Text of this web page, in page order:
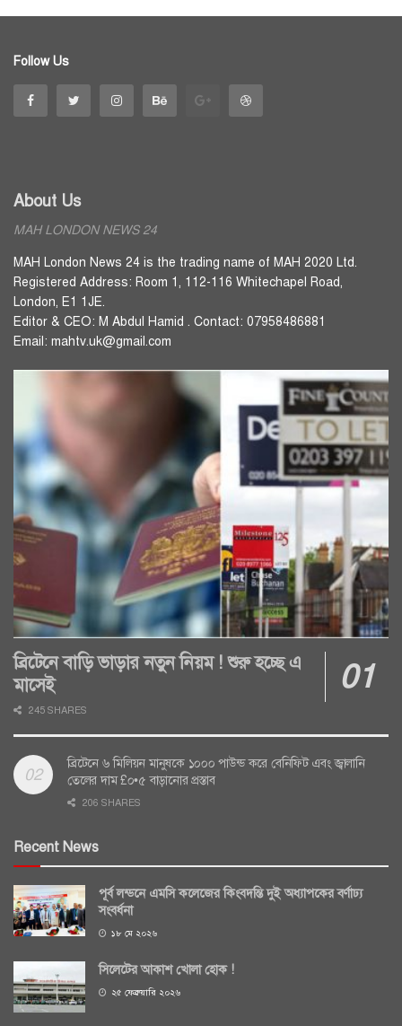
Follow Us
About Us
MAH LONDON NEWS 24
MAH London News 24 is the trading name of MAH 2020 Ltd.
Registered Address: Room 1, 112-116 Whitechapel Road,
London, E1 1JE.
Editor & CEO: M Abdul Hamid . Contact: 07958486881
Email: mahtv.uk@gmail.com
ব্রিটেনে বাড়ি ভাড়ার নতুন নিয়ম ! শুরু হচ্ছে এ
মাসেই
245 SHARES
ব্রিটেনে ৬ মিলিয়ন মানুষকে ১০০০ পাউন্ড করে বেনিফিট এবং জ্বালানি
তেলের দাম £০•৫ বাড়ানোর প্রস্তাব
206 SHARES
Recent News
পূর্ব লন্ডনে এমসি কলেজের কিংবদন্তি দুই অধ্যাপকের বর্ণাঢ্য
সংবর্ধনা
১৮ মে ২০২৬
সিলেটের আকাশ খোলা হোক !
২৫ ফেব্রুয়ারি ২০২৬